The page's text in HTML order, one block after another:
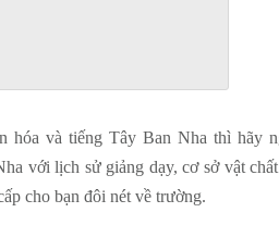
hóa và tiếng Tây Ban Nha thì hãy
với lịch sử giảng dạy, cơ sở vật
cho bạn đôi nét về trường.